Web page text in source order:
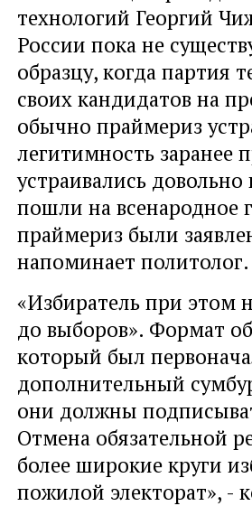
технологий Георгий
России пока не
образцу, когда партия
своих кандидатов на
обычно праймериз
легитимность заранее
устраивались
пошли на всенародное
праймериз были
напоминает политолог.
«Избиратель при этом
до выборов». Формат
который был
дополнительный
они должны
Отмена обязательной
более широкие круги
пожилой электорат», -